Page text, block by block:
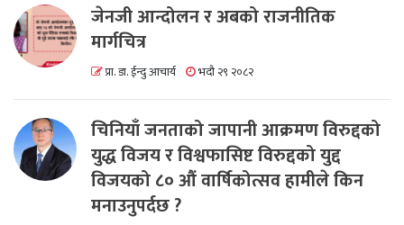
जेनजी आन्दोलन र अबको राजनीतिक
मार्गचित्र
प्रा. डा. ईन्दु आचार्य भदौ २९ २०८२
चिनियाँ जनताको जापानी आक्रमण विरुद्दको
युद्ध विजय र विश्वफासिष्ट विरुद्दको युद्द
विजयको ८० औं वार्षिकोत्सव हामीले किन
मनाउनुपर्दछ ?